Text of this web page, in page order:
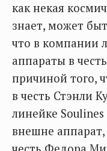
как некая
знает, может
что в компании
аппараты в
причиной того,
в честь Стэнли
линейке
внешне